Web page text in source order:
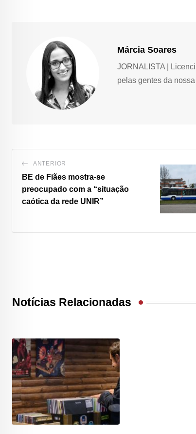
Márcia Soares
JORNALISTA |
pelas gentes da
ANTERIOR
BE de Fiães mostra-se
preocupado com a “situação
caótica da rede UNIR”
Notícias Relacionadas